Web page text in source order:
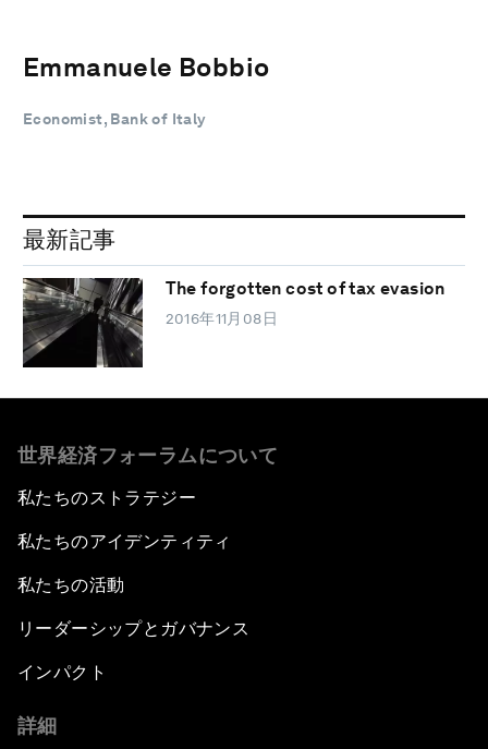
Emmanuele Bobbio
Economist, Bank of Italy
最新記事
The forgotten cost of tax evasion
2016年11月08日
世界経済フォーラムについて
私たちのストラテジー
私たちのアイデンティティ
私たちの活動
リーダーシップとガバナンス
インパクト
詳細